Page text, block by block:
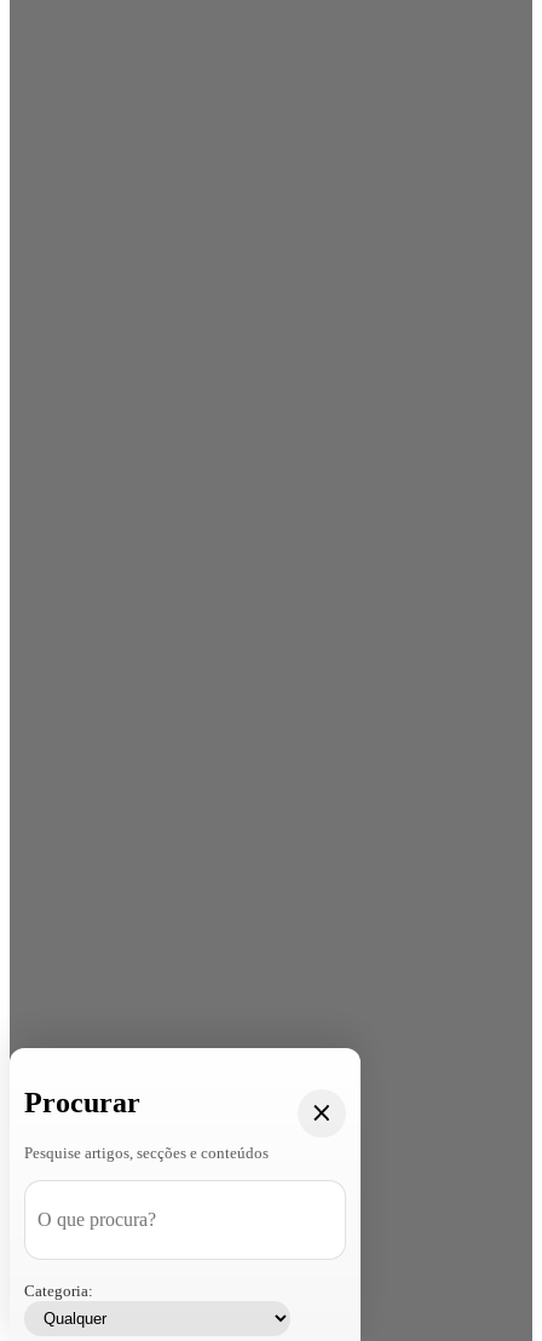
Procurar
Pesquise artigos, secções e conteúdos
Categoria: